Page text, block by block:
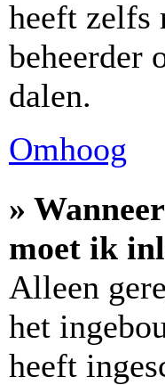
heeft zelfs
beheerder
dalen.
Omhoog
»
moet ik
Alleen
het
heeft